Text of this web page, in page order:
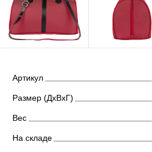
Артикул
Размер (ДхВхГ)
Вес
На складе